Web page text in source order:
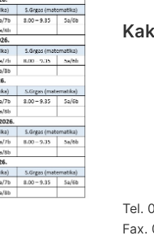
Tel.
Fax.